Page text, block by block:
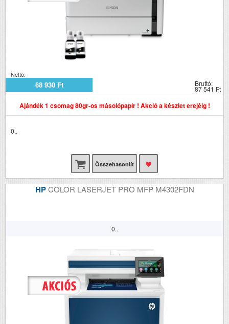
Nettó:
68 930 Ft Bruttó:
87 541 Ft
Ajándék 1 csomag 80gr-os másolópapír ! Akció a készlet erejéig !
0..
Összehasonlít
HPCOLOR LASERJET PRO MFP M4302FDN
0..